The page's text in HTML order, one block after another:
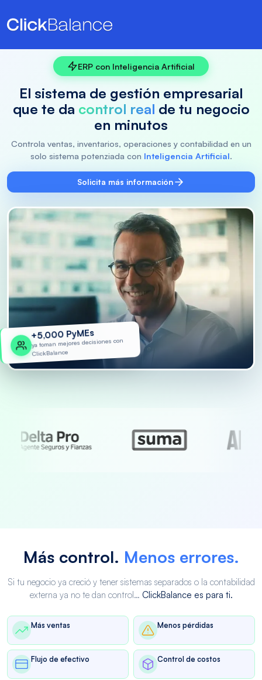
ERP con Inteligencia Artificial
El sistema de gestión empresarial
que te da control real de tu negocio
en minutos
Controla ventas, inventarios, operaciones y contabilidad en un
solo sistema potenziada con Inteligencia Artificial.
Solicita más información
+5,000 PyMEs
ya toman mejores decisiones con
ClickBalance
Más control. Menos errores.
Si tu negocio ya creció y tener sistemas separados o la contabilidad
externa ya no te dan control… ClickBalance es para ti.
Más ventas Menos pérdidas
Flujo de efectivo Control de costos